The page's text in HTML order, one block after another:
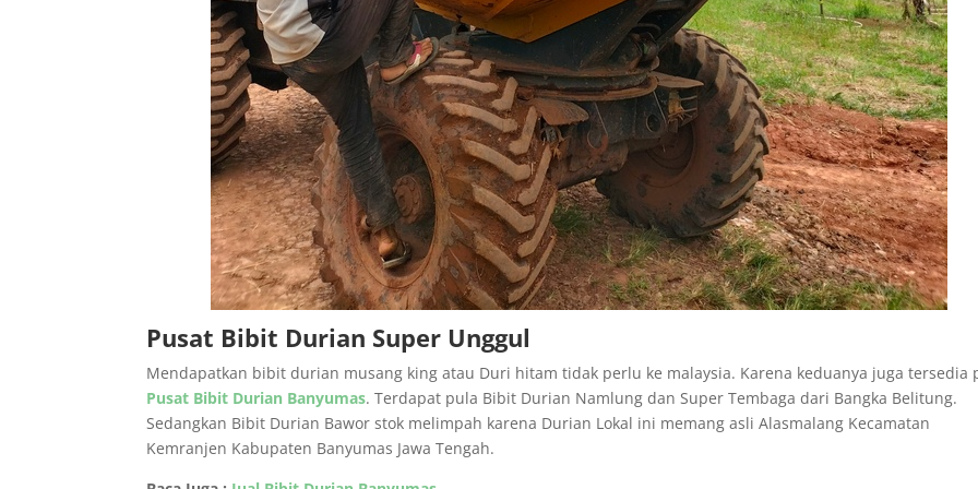
Pusat Bibit Durian Super Unggul
Mendapatkan bibit durian musang king atau Duri hitam tidak perlu ke malaysia. Karena keduanya juga tersedia
Pusat Bibit Durian Banyumas. Terdapat pula Bibit Durian Namlung dan Super Tembaga dari Bangka Belitung.
Sedangkan Bibit Durian Bawor stok melimpah karena Durian Lokal ini memang asli Alasmalang Kecamatan
Kemranjen Kabupaten Banyumas Jawa Tengah.